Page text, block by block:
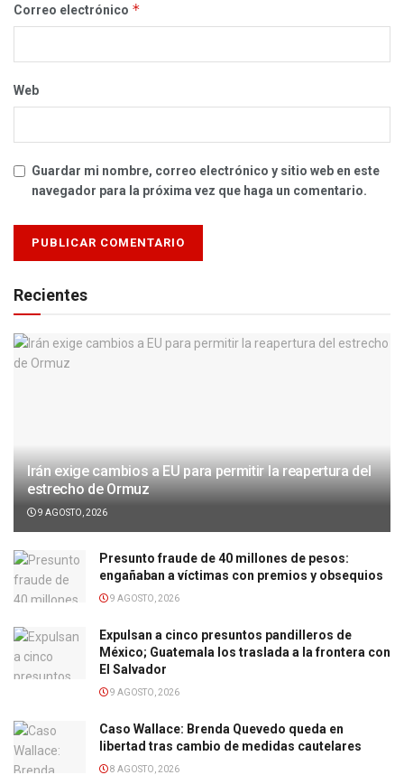
Correo electrónico *
Web
Guardar mi nombre, correo electrónico y sitio web en este
navegador para la próxima vez que haga un comentario.
Recientes
Irán exige cambios a EU para permitir la reapertura del
estrecho de Ormuz
9 AGOSTO, 2026
Presunto fraude de 40 millones de pesos:
engañaban a víctimas con premios y obsequios
9 AGOSTO, 2026
Expulsan a cinco presuntos pandilleros de
México; Guatemala los traslada a la frontera con
El Salvador
9 AGOSTO, 2026
Caso Wallace: Brenda Quevedo queda en
libertad tras cambio de medidas cautelares
8 AGOSTO, 2026